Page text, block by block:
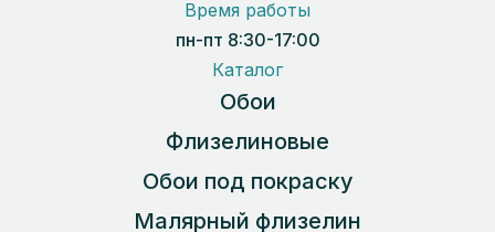
Время работы
пн-пт 8:30-17:00
Каталог
Обои
Флизелиновые
Обои под покраску
Малярный флизелин